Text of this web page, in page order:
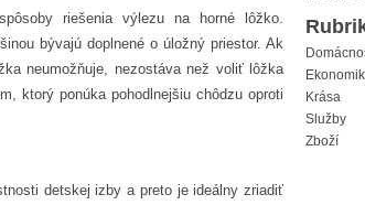
riešenia výlezu na horné lôžko.
bývajú doplnené o úložný priestor. Ak
neumožňuje, nezostáva než voliť lôžka
ktorý ponúka pohodlnejšiu chôdzu oproti
detskej izby a preto je ideálny zriadiť
Krása
Služby
Zboží